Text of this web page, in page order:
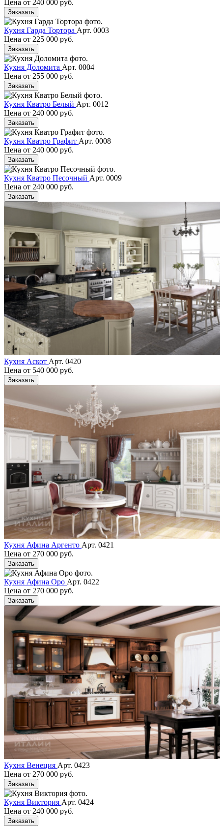
Цена от 240 000 руб.
Заказать
Кухня Гарда Тортора Арт. 0003
Цена от 225 000 руб.
Заказать
Кухня Доломита Арт. 0004
Цена от 255 000 руб.
Заказать
Кухня Кватро Белый Арт. 0012
Цена от 240 000 руб.
Заказать
Кухня Кватро Графит Арт. 0008
Цена от 240 000 руб.
Заказать
Кухня Кватро Песочный Арт. 0009
Цена от 240 000 руб.
Заказать
Кухня Аскот Арт. 0420
Цена от 540 000 руб.
Заказать
Кухня Афина Аргенто Арт. 0421
Цена от 270 000 руб.
Заказать
Кухня Афина Оро Арт. 0422
Цена от 270 000 руб.
Заказать
Кухня Венеция Арт. 0423
Цена от 270 000 руб.
Заказать
Кухня Виктория Арт. 0424
Цена от 240 000 руб.
Заказать